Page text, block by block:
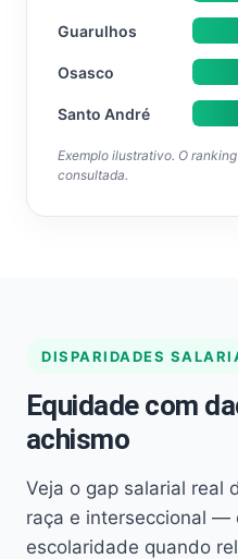
Guarulhos
Osasco
Santo André
Exemplo ilustrativo. O
consultada.
DISPARIDADES
Equidade com
achismo
Veja o gap salarial real
raça e interseccional —
escolaridade quando